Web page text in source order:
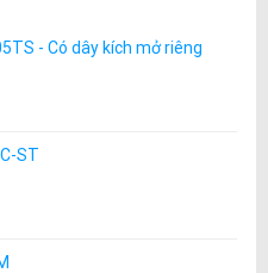
- Có dây kích mở riêng
ST